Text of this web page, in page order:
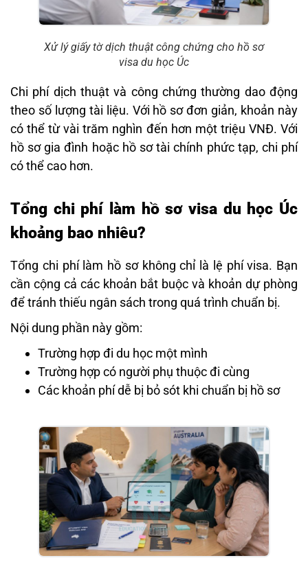
Xử lý giấy tờ dịch thuật công chứng cho hồ sơ
visa du học Úc
Chi phí dịch thuật và công chứng thường dao động
theo số lượng tài liệu. Với hồ sơ đơn giản, khoản này
có thể từ vài trăm nghìn đến hơn một triệu VNĐ. Với
hồ sơ gia đình hoặc hồ sơ tài chính phức tạp, chi phí
có thể cao hơn.
Tổng chi phí làm hồ sơ visa du học Úc
khoảng bao nhiêu?
Tổng chi phí làm hồ sơ không chỉ là lệ phí visa. Bạn
cần cộng cả các khoản bắt buộc và khoản dự phòng
để tránh thiếu ngân sách trong quá trình chuẩn bị.
Nội dung phần này gồm:
Trường hợp đi du học một mình
Trường hợp có người phụ thuộc đi cùng
Các khoản phí dễ bị bỏ sót khi chuẩn bị hồ sơ